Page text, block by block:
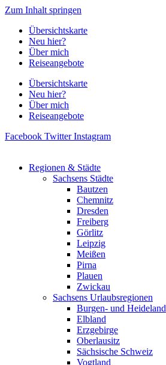
Zum Inhalt springen
Übersichtskarte
Neu hier?
Über mich
Reiseangebote
Übersichtskarte
Neu hier?
Über mich
Reiseangebote
Facebook Twitter Instagram
Regionen & Städte
Sachsens Städte
Bautzen
Chemnitz
Dresden
Freiberg
Görlitz
Leipzig
Meißen
Pirna
Plauen
Zwickau
Sachsens Urlaubsregionen
Burgen- und Heideland
Elbland
Erzgebirge
Oberlausitz
Sächsische Schweiz
Vogtland